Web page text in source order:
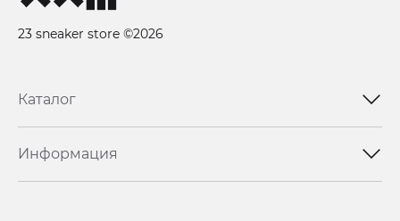
23 sneaker store ©2026
Каталог
Информация